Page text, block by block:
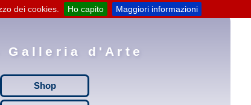
dei cookies. Ho capito Maggiori informazioni
Galleria d'Arte
Shop